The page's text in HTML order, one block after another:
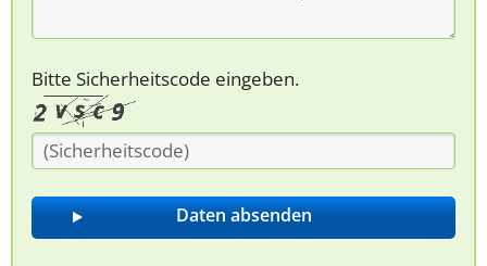
Bitte Sicherheitscode eingeben.